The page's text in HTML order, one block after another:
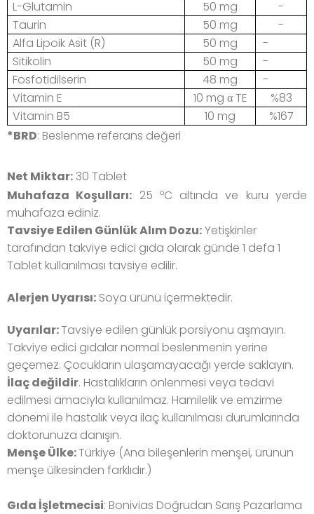
L-Glutamin
50 mg
-
Taurin
50 mg
-
Alfa Lipoik Asit (R)
50 mg
-
Sitikolin
50 mg
-
Fosfotidilserin
48 mg
-
Vitamin E
10 mg αTE
%83
Vitamin B5
10 mg
%167
*BRD: Beslenme referans değeri
Net Miktar:30 Tablet
Muhafaza Koşulları: 25 oC altında ve kuru yerde
muhafaza ediniz.
Tavsiye Edilen Günlük Alım Dozu:Yetişkinler
tarafından takviye edici gıda olarak günde 1 defa 1
Tablet kullanılması tavsiye edilir.
Alerjen Uyarısı: Soya ürünü içermektedir.
Uyarılar:Tavsiye edilen günlük porsiyonu aşmayın.
Takviye edici gıdalar normal beslenmenin yerine
geçemez. Çocukların ulaşamayacağı yerde saklayın.
İlaç değildir. Hastalıkların önlenmesi veya tedavi
edilmesi amacıyla kullanılmaz. Hamilelik ve emzirme
dönemi ile hastalık veya ilaç kullanılması durumlarında
doktorunuza danışın.
Menşe Ülke:Türkiye (Ana bileşenlerin menşei, ürünün
menşe ülkesinden farklıdır.)
Gıda İşletmecisi: Bonivias Doğrudan Sarış Pazarlama